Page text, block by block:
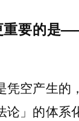
重要的是
凭空产生的
论」的体系